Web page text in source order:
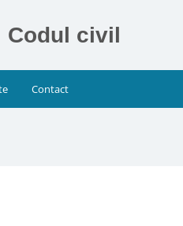
Codul civil
Contact